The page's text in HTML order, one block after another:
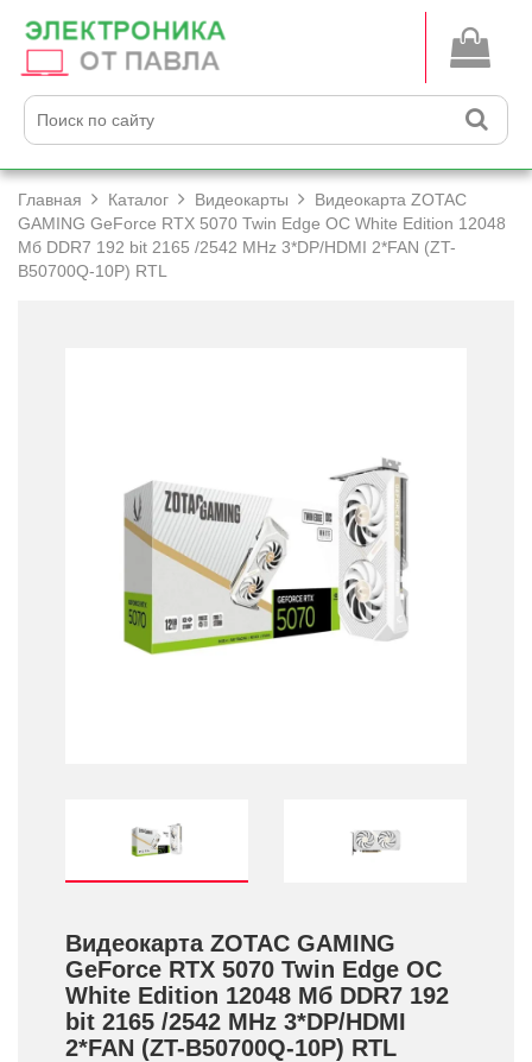
Главная Каталог Видеокарты
Видеокарта ZOTAC
GAMING GeForce RTX 5070 Twin Edge OC White Edition 12048
Мб DDR7 192 bit 2165 /­2542 MHz 3*DP/­HDMI 2*FAN (ZT-
B50700Q-10P) RTL
Видеокарта ZOTAC GAMING
GeForce RTX 5070 Twin Edge OC
White Edition 12048 Мб DDR7 192
bit 2165 /­2542 MHz 3*DP/­HDMI
2*FAN (ZT-B50700Q-10P) RTL